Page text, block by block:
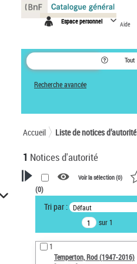
Espace personnel Aide
Tout
Recherche avancée
Accueil Liste de notices d’autorité
1 Notices d'autorité
VOTRE RECHERCHE
Recherche avancée dans les
notices d’autorité
Œuvres liées à l'auteur :
Temperton, Rod (1947-2016)
Voir la sélection (0)
(0)
Tri par : Défaut
sur 1
1
Temperton, Rod (1947-2016)
Panneau de gestion des cookies